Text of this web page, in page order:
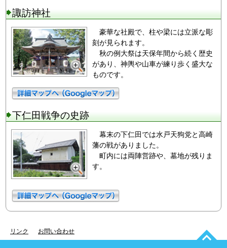
諏訪神社
豪華な社殿で、柱や梁には立派な彫
刻が見られます。
秋の例大祭は天保年間から続く歴史
があり、神輿や山車が練り歩く盛大な
ものです。
下仁田戦争の史跡
幕末の下仁田では水戸天狗党と高崎
藩の戦がありました。
町内には両陣営跡や、墓地が残りま
す。
リンク お問い合わせ